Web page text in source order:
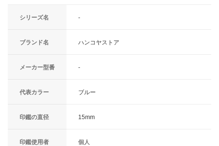
シリーズ名 -
ブランド名 ハンコヤストア
メーカー型番 -
代表カラー ブルー
印鑑の直径 15mm
印鑑使用者 個人